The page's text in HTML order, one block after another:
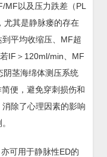
MF以及压力跌差（PL
尤其是静脉瘘的存在
平均收缩压、MF超
IF＞120ml/min、MF
阴茎海绵体测压系统
简便，避免穿刺损伤和
除了心理因素的影响
可用于静脉性ED的